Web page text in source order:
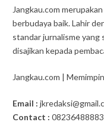
Jangkau.com
berbudaya baik. Lahir
standar jurnalisme
disajikan kepada
Jangkau.com |
Email :
Contact :